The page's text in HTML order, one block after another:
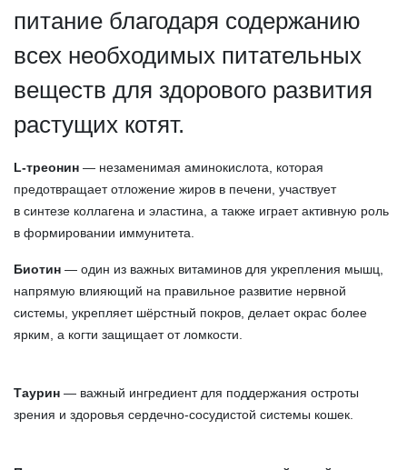
питание благодаря содержанию
всех необходимых питательных
веществ для здорового развития
растущих котят.
L-треонин — незаменимая аминокислота, которая
предотвращает отложение жиров в печени, участвует
в синтезе коллагена и эластина, а также играет активную роль
в формировании иммунитета.
Биотин — один из важных витаминов для укрепления мышц,
напрямую влияющий на правильное развитие нервной
системы, укрепляет шёрстный покров, делает окрас более
ярким, а когти защищает от ломкости.
Таурин — важный ингредиент для поддержания остроты
зрения и здоровья сердечно-сосудистой системы кошек.